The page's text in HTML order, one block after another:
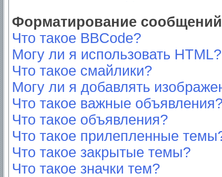
Форматирование
Что такое BBCode?
Могу ли я использовать HTML?
Что такое смайлики?
Могу ли я добавлять
Что такое важные
Что такое объявления?
Что такое прилепленные
Что такое закрытые темы?
Что такое значки тем?